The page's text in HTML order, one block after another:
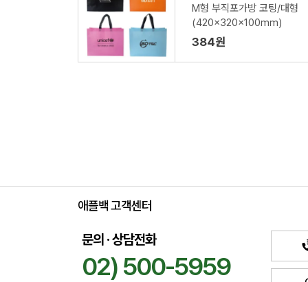
M형 부직포가방 코팅/대형
(420x320x100mm)
384원
애플백 고객센터
문의 · 상담전화
02) 500-5959